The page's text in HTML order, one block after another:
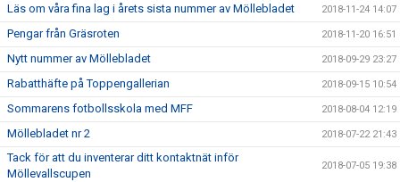
Läs om våra fina lag i årets sista nummer av Möllebladet 2018-11-24 14:07
Pengar från Gräsroten 2018-11-20 16:51
Nytt nummer av Möllebladet 2018-09-29 23:27
Rabatthäfte på Toppengallerian 2018-09-15 10:54
Sommarens fotbollsskola med MFF 2018-08-04 12:19
Möllebladet nr 2 2018-07-22 21:43
Tack för att du inventerar ditt kontaktnät inför
Möllevallscupen
2018-07-05 19:38